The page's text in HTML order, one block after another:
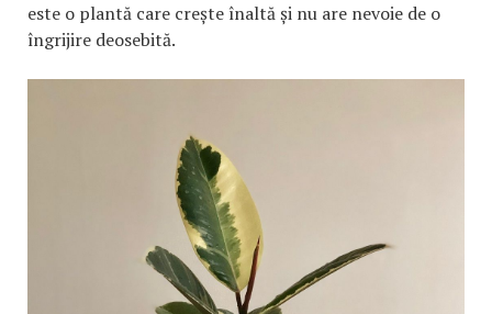
este o plantă care crește înaltă și nu are nevoie de o
îngrijire deosebită.